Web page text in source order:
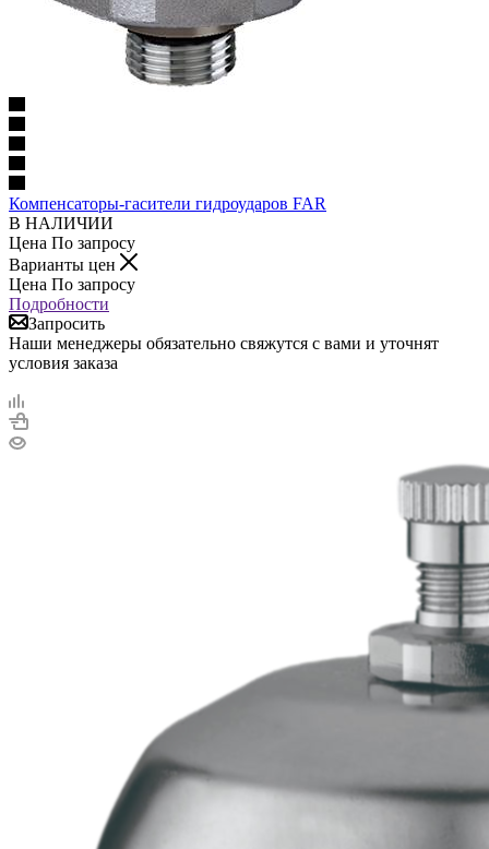
Компенсаторы-гасители гидроударов FAR
В НАЛИЧИИ
Цена По запросу
Варианты цен
Цена По запросу
Подробности
Запросить
Наши менеджеры обязательно свяжутся с вами и уточнят
условия заказа